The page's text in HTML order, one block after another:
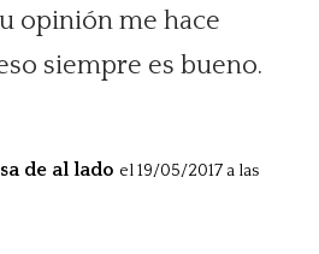
opinión me hace
siempre es bueno.
de al lado el 19/05/2017 a las